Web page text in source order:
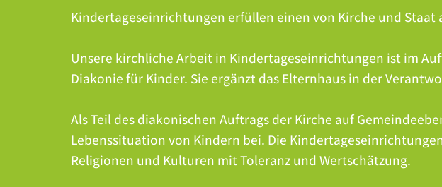
Kindertageseinrichtungen erfüllen einen von Kirche und
Unsere kirchliche Arbeit in Kindertageseinrichtungen ist im
Diakonie für Kinder. Sie ergänzt das Elternhaus in der
Als Teil des diakonischen Auftrags der Kirche auf
Lebenssituation von Kindern bei. Die
Religionen und Kulturen mit Toleranz und Wertschätzung.